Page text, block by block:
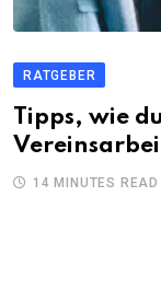
RATGEBER
Tipps, wie
14 MINUTES READ